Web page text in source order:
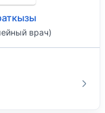
врач)